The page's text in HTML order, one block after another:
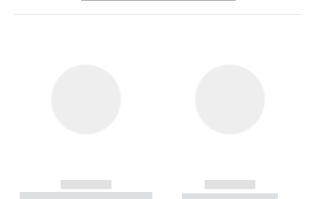
------------
----------- ----------- --------
------------